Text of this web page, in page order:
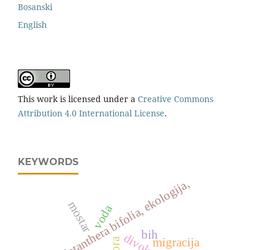
Bosanski
English
This work is licensed under a Creative Commons
Attribution 4.0 International License.
KEYWORDS
migracija
platanthera bifolia, ekologija,
voda
mostar bih